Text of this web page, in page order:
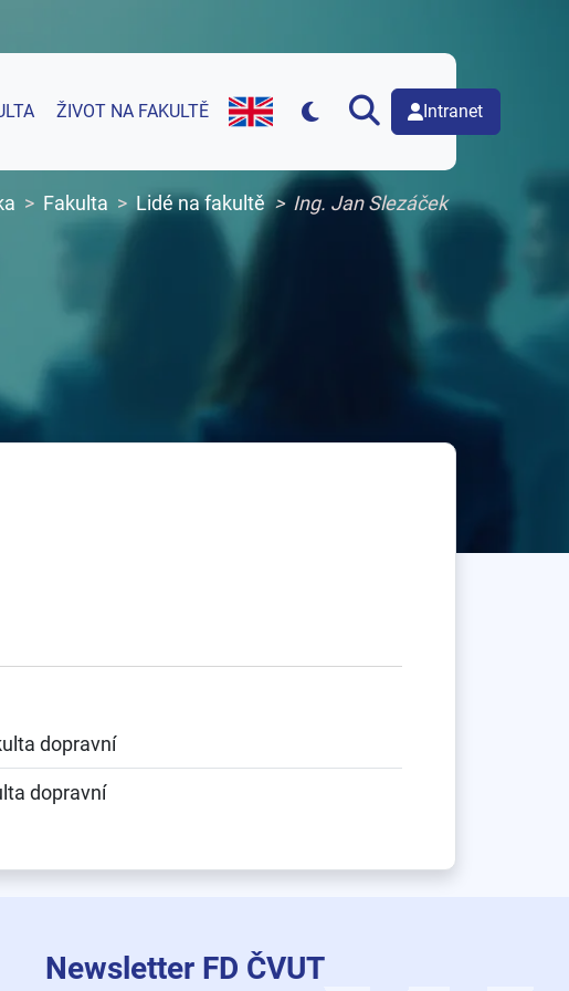
ŽIVOT NA FAKULTĚ
English version of web page
Intranet
Fakulta Lidé na fakultě Ing. Jan Slezáček
dopravní
dopravní
Newsletter FD ČVUT